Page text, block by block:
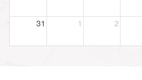
31 1 2